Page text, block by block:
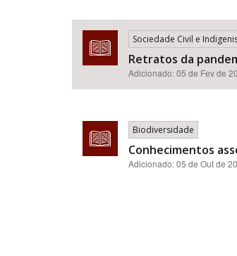
Sociedade Civil e
Retratos da
Adicionado:05 de Fev de
Biodiversidade
Conhecimentos
Adicionado:05 de Out de